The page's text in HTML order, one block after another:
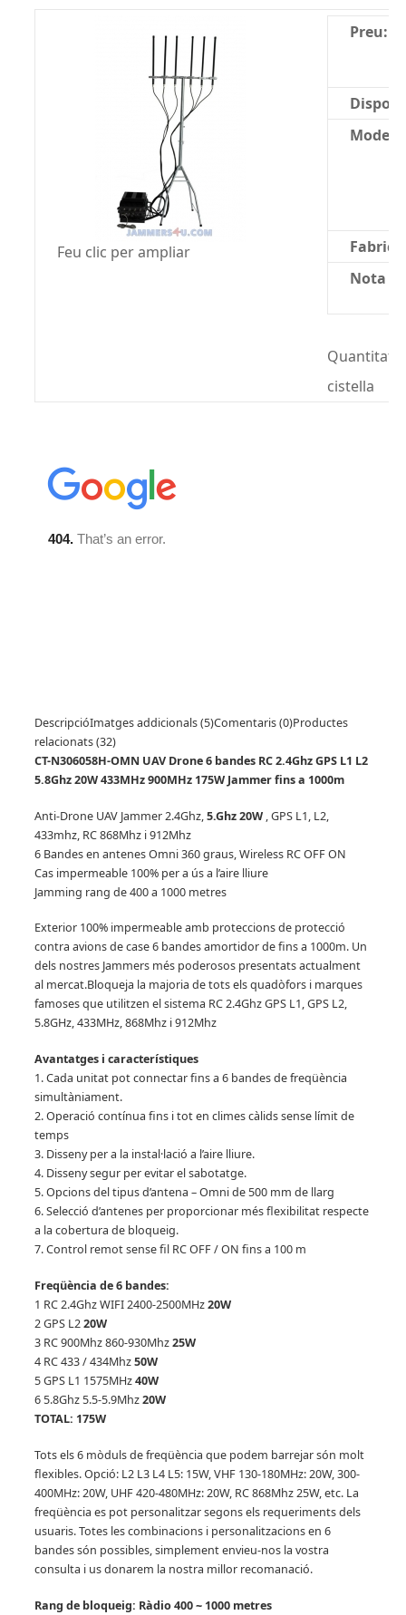
Feu clic per ampliar
Preu:
Model:
Nota
Quantitat:
cistella
DescripcióImatges addicionals (5)Comentaris (0)Productes
relacionats (32)
CT-N306058H-OMN UAV Drone 6 bandes RC 2.4Ghz GPS L1 L2
5.8Ghz 20W 433MHz 900MHz 175W Jammer fins a 1000m
Anti-Drone UAV Jammer 2.4Ghz,5.Ghz 20W, GPS L1, L2,
433mhz, RC 868Mhz i 912Mhz
6 Bandes en antenes Omni 360 graus, Wireless RC OFF ON
Cas impermeable 100% per a ús a l’aire lliure
Jamming rang de 400 a 1000 metres
Exterior 100% impermeable amb proteccions de protecció
contra avions de case 6 bandes amortidor de fins a 1000m. Un
dels nostres Jammers més poderosos presentats actualment
al mercat.Bloqueja la majoria de tots els quadòfors i marques
famoses que utilitzen el sistema RC 2.4Ghz GPS L1, GPS L2,
5.8GHz, 433MHz, 868Mhz i 912Mhz
Avantatges i característiques
1. Cada unitat pot connectar fins a 6 bandes de freqüència
simultàniament.
2. Operació contínua fins i tot en climes càlids sense límit de
temps
3. Disseny per a la instal·lació a l’aire lliure.
4. Disseny segur per evitar el sabotatge.
5. Opcions del tipus d’antena – Omni de 500 mm de llarg
6. Selecció d’antenes per proporcionar més flexibilitat respecte
a la cobertura de bloqueig.
7. Control remot sense fil RC OFF / ON fins a 100 m
Freqüència de 6 bandes:
1 RC 2.4Ghz WIFI 2400-2500MHz20W
2 GPS L220W
3 RC 900Mhz 860-930Mhz25W
4 RC 433 / 434Mhz50W
5 GPS L1 1575MHz40W
6 5.8Ghz 5.5-5.9Mhz20W
TOTAL: 175W
Tots els 6 mòduls de freqüència que podem barrejar són molt
flexibles.Opció: L2 L3 L4 L5: 15W, VHF 130-180MHz: 20W, 300-
400MHz: 20W, UHF 420-480MHz: 20W, RC 868Mhz 25W, etc. La
freqüència es pot personalitzar segons els requeriments dels
usuaris.Totes les combinacions i personalitzacions en 6
bandes són possibles, simplement envieu-nos la vostra
consulta i us donarem la nostra millor recomanació.
Rang de bloqueig: Ràdio 400 ~ 1000 metres